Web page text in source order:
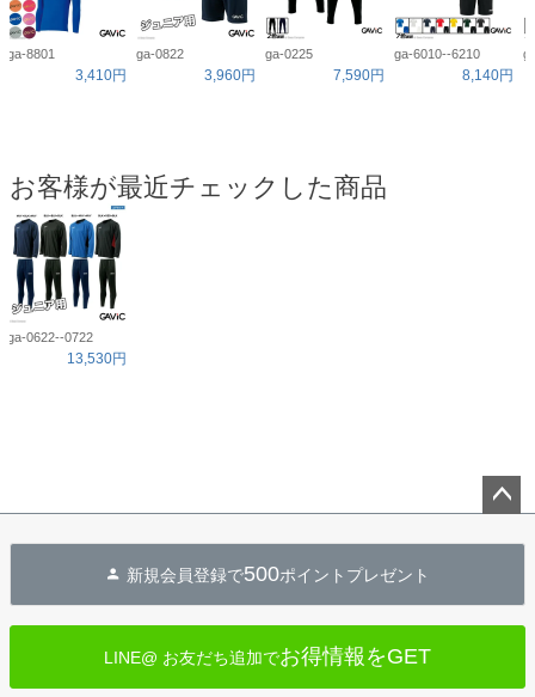
ga-8801
3,410円
ga-0822
3,960円
ga-0225
7,590円
ga-6010--6210
8,140円
お客様が最近チェックした商品
ga-0622--0722
13,530円
へ
新規会員登録で500ポイントプレゼント
LINE@ お友だち追加でお得情報をGET